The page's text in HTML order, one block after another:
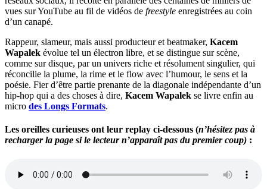
vues sur YouTube au fil de vidéos de freestyle enregistrées au coin
d’un canapé.
Rappeur, slameur, mais aussi producteur et beatmaker, Kacem
Wapalek évolue tel un électron libre, et se distingue sur scène,
comme sur disque, par un univers riche et résolument singulier, qui
réconcilie la plume, la rime et le flow avec l’humour, le sens et la
poésie. Fier d’être partie prenante de la diagonale indépendante d’un
hip-hop qui a des choses à dire, Kacem Wapalek se livre enfin au
micro des Longs Formats.
Les oreilles curieuses ont leur replay ci-dessous (n’hésitez pas à
recharger la page si le lecteur n’apparaît pas du premier coup) :